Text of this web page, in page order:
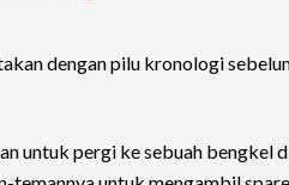
dengan pilu kronologi
untuk pergi ke sebuah bengkel